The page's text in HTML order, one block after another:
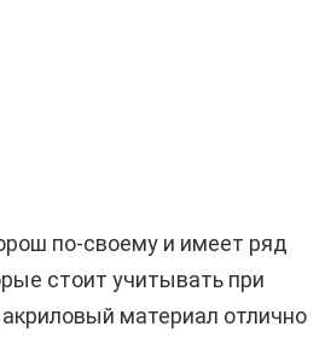
по-своему и имеет ряд
стоит учитывать при
материал отлично